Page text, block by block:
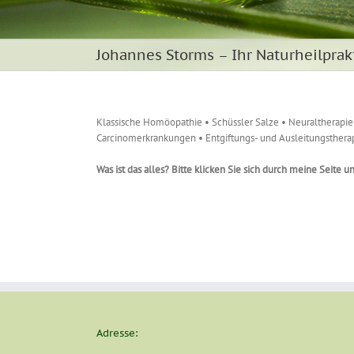
Johannes Storms – Ihr
Klassische Homöopathie • Schüssler Salze •
Carcinomerkrankungen • Entgiftungs- und
Was ist das alles? Bitte klicken Sie sich durch meine Seite
Adresse: